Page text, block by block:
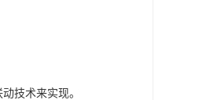
技术来实现。